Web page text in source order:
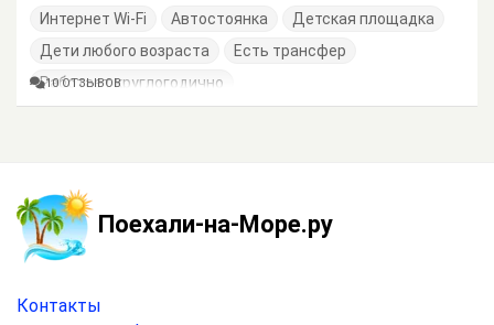
Интернет Wi-Fi Автостоянка
Детская площадка
Дети любого возраста
Есть трансфер
Работает круглогодично
10 ОТЗЫВОВ
Поехали-на-Море.ру
Контакты